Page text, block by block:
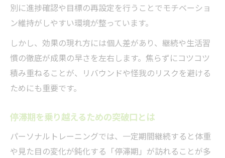
別に進捗確認や目標の再設定を行うことでモチベーショ
ン維持がしやすい環境が整っています。
しかし、効果の現れ方には個人差があり、継続や生活習
慣の徹底が成果の早さを左右します。焦らずにコツコツ
積み重ねることが、リバウンドや怪我のリスクを避ける
ためにも重要です。
停滞期を乗り越えるための突破口とは
パーソナルトレーニングでは、一定期間継続すると体重
や見た目の変化が鈍化する「停滞期」が訪れることが多